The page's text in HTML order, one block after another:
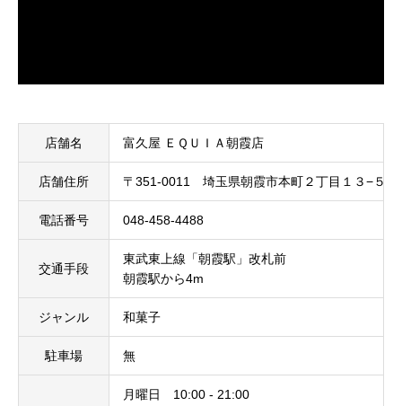
店舗名 富久屋 ＥＱＵＩＡ朝霞店
店舗住所 〒351-0011 埼玉県朝霞市本町２丁目１３−５２
電話番号 048-458-4488
交通手段
東武東上線「朝霞駅」改札前
朝霞駅から4m
ジャンル 和菓子
駐車場 無
月曜日 10:00 - 21:00